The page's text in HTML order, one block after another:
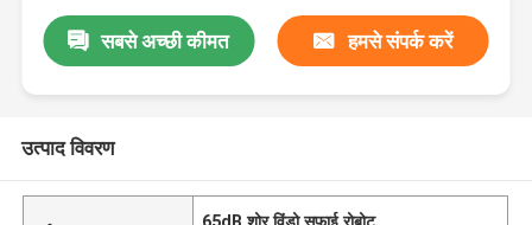
सबसे अच्छी कीमत हमसे संपर्क करें
उत्पाद विवरण
65dB शोर विंडो सफाई रोबोट,